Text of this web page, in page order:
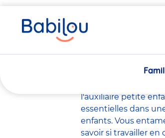
êtes
ici
l'auxiliaire petite
essentielles dans
enfants. Vous
savoir si travailler